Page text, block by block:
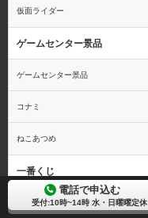
彼女×彼女×彼女
仮面ライダー
ゲームセンター景品
ゲームセンター景品
コナミ
ねこあつめ
一番くじ
一番くじ
電話で申込む
受付:10時~14時 水・日曜曜定休